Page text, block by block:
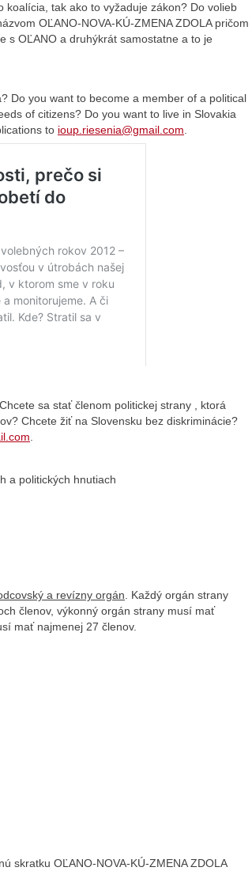
tak ako to vyžaduje zákon? Do volieb
OĽANO-NOVA-KÚ-ZMENA ZDOLA pričom
s OĽANO a druhýkrát samostatne a to je
Do you want to become a member of a political
of citizens? Do you want to live in Slovakia
to ioup.riesenia@gmail.com
sa stať členom politickej strany , ktorá
Chcete žiť na Slovensku bez diskriminácie?
a politických hnutiach
a revízny orgán. Každý orgán strany
členov, výkonný orgán strany musí mať
mať najmenej 27 členov.
skratku OĽANO-NOVA-KÚ-ZMENA ZDOLA